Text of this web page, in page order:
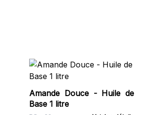
Amande Douce - Huile de
Base 1 litre